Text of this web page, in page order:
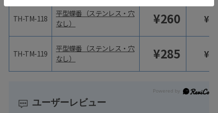
TH-TM-118
TH-TM-119
平型蝶番（ステンレス・穴
なし）
¥260 ¥
平型蝶番（ステンレス・穴
なし）
¥285 ¥
ユーザーレビュー